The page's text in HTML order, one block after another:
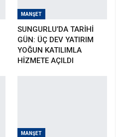
MANŞET
SUNGURLU’DA TARİHİ
GÜN: ÜÇ DEV YATIRIM
YOĞUN KATILIMLA
HİZMETE AÇILDI
MANŞET